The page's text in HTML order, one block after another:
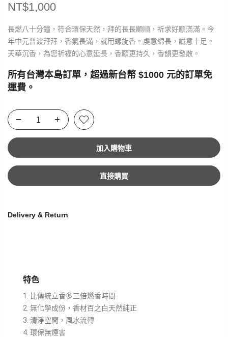
NT$1,000
長燃八十分鐘，符合環保天然，拜的長長順順，祈求好願滿滿。今
年中元普渡拜拜，香氣長滿，就用螺旋香。虔意綿長，誠意十足。
天華沉香，為您祈福的心意延長，香願更持久，香韻更發散。
所有台灣本島訂單，超過新台幣 $1000 元的訂單免
運費。
加入購物車
直接購買
Delivery & Return
特色
比傳統立香多三倍燃香時間
無化學成份，香材百之白天然純正
清淨空間，風水流轉
環保無煙害